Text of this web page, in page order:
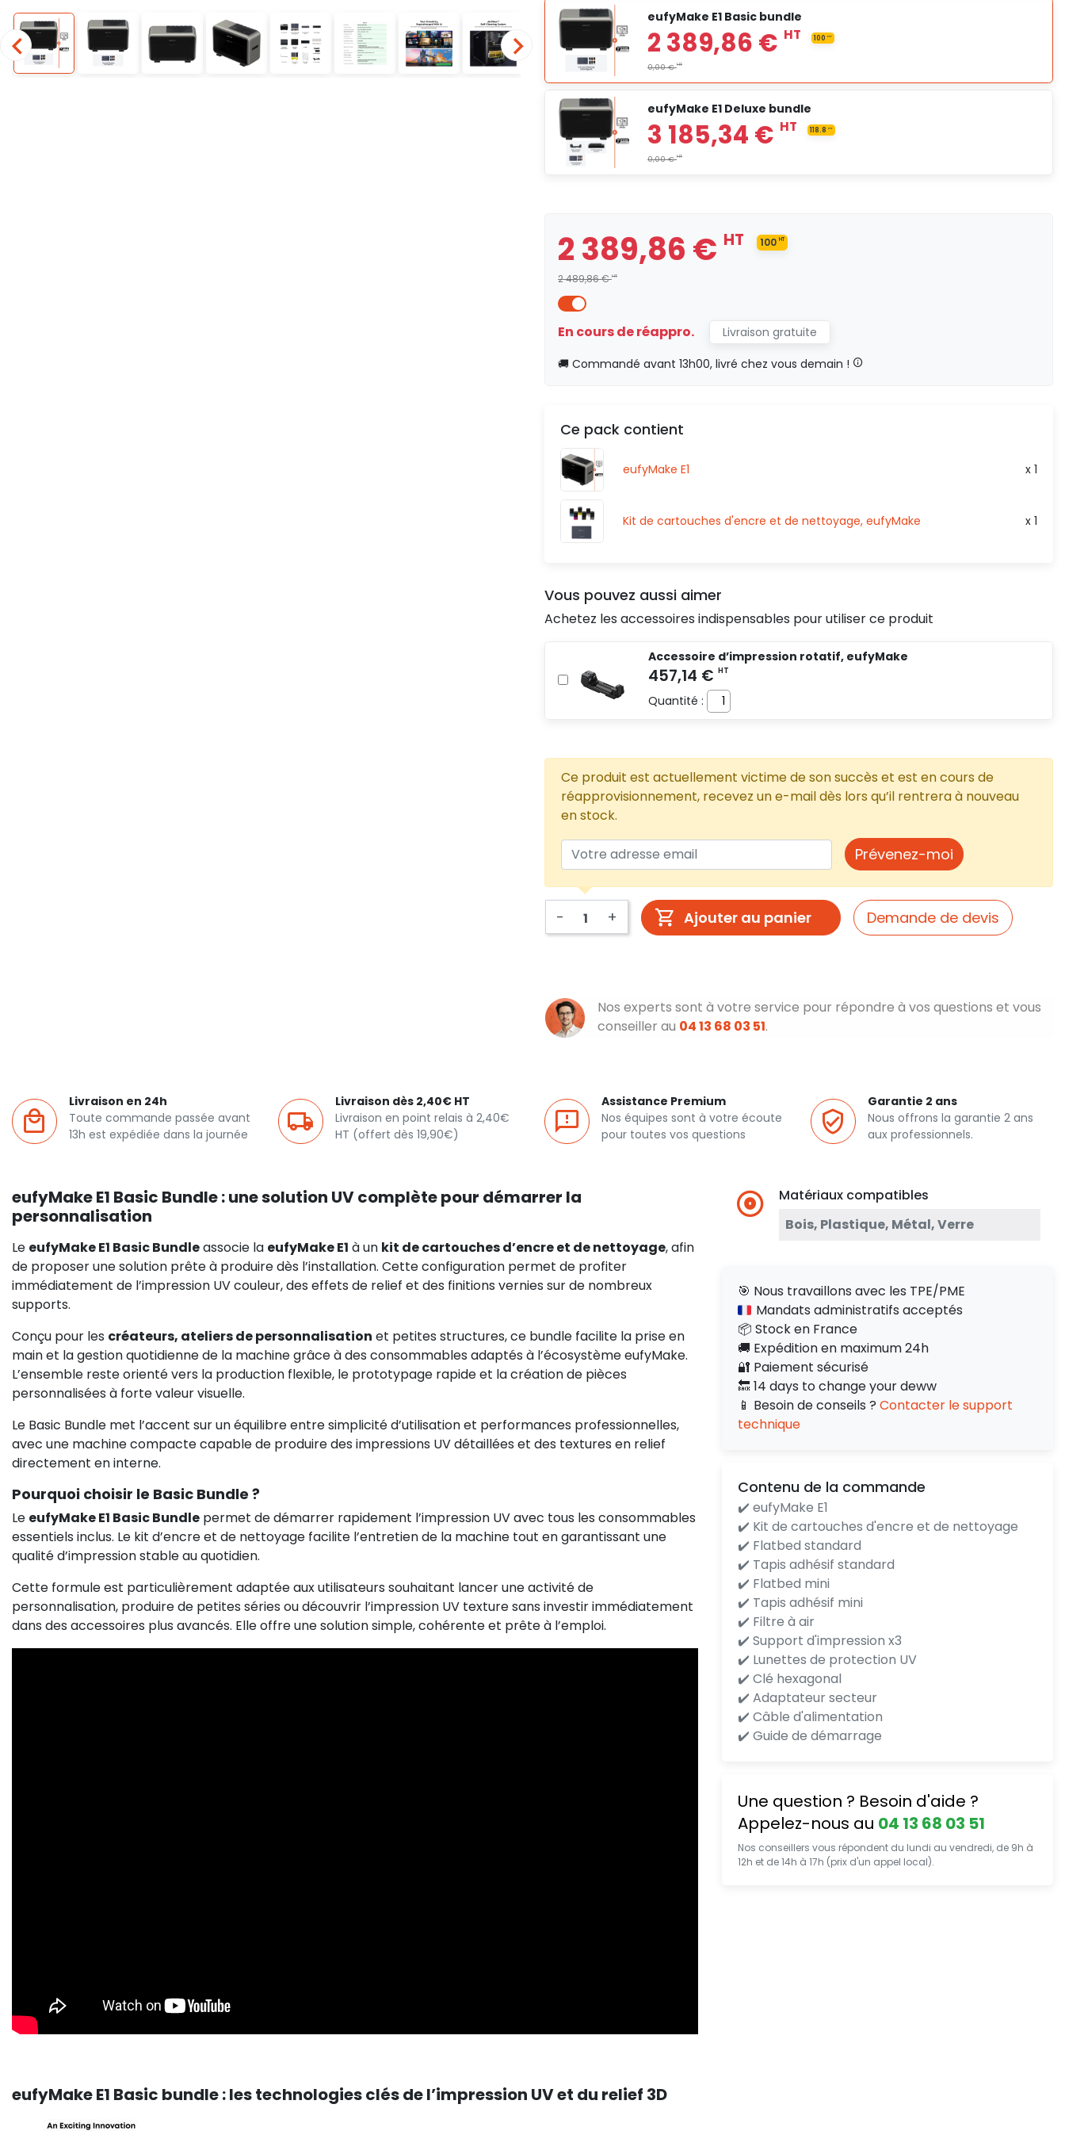
2 215,57 €
eufyMake E1 Basic bundle
eufyMake E1 Deluxe bundle
3 185,34 €
2 389,86 € HT
2 489,86 €HT
100 HT
En cours de réappro.
Livraison gratuite
🚚 Commandé avant 13h00, livré chez vous demain !
Ce pack contient
eufyMake E1 x 1
Kit de cartouches d'encre et de nettoyage, eufyMake x 1
Vous pouvez aussi aimer
Achetez les accessoires indispensables pour utiliser ce produit
Accessoire d’impression rotatif, eufyMake
Quantité :
Ce produit est actuellement victime de son succès et est en cours de
réapprovisionnement, recevez un e-mail dès lors qu’il rentrera à nouveau
en stock.
Prévenez-moi
- + Ajouter au panier Demande de devis
Nos experts sont à votre service pour répondre à vos questions et vous
conseiller au 04 13 68 03 51.
Livraison en 24h
Toute commande passée avant
13h est expédiée dans la journée
Livraison dès 2,40€ HT
Livraison en point relais à 2,40€
HT (offert dès 19,90€)
Assistance Premium
Nos équipes sont à votre écoute
pour toutes vos questions
Garantie 2 ans
Nous offrons la garantie 2 ans
aux professionnels.
eufyMake E1 Basic Bundle : une solution UV complète pour démarrer la
personnalisation
Le eufyMake E1 Basic Bundleassocie la eufyMake E1 à un kit de cartouches d’encre et de nettoyage, afin
de proposer une solution prête à produire dès l’installation. Cette configuration permet de profiter
immédiatement de l’impression UV couleur, des effets de relief et des finitions vernies sur de nombreux
supports.
Conçu pour les créateurs, ateliers de personnalisation et petites structures, ce bundle facilite la prise en
main et la gestion quotidienne de la machine grâce à des consommables adaptés à l’écosystème eufyMake.
L’ensemble reste orienté vers la production flexible, le prototypage rapide et la création de pièces
personnalisées à forte valeur visuelle.
Le Basic Bundle met l’accent sur un équilibre entre simplicité d’utilisation et performances professionnelles,
avec une machine compacte capable de produire des impressions UV détaillées et des textures en relief
directement en interne.
Pourquoi choisir le Basic Bundle ?
Le eufyMake E1 Basic Bundle permet de démarrer rapidement l’impression UV avec tous les consommables
essentiels inclus. Le kit d’encre et de nettoyage facilite l’entretien de la machine tout en garantissant une
qualité d’impression stable au quotidien.
Cette formule est particulièrement adaptée aux utilisateurs souhaitant lancer une activité de
personnalisation, produire de petites séries ou découvrir l’impression UV texture sans investir immédiatement
dans des accessoires plus avancés. Elle offre une solution simple, cohérente et prête à l’emploi.
eufyMake E1 Basic bundle : les technologies clés de l’impression UV et du relief 3D
Matériaux compatibles
Bois, Plastique, Métal, Verre
🎯 Nous travaillons avec les TPE/PME
Mandats administratifs acceptés
📦 Stock en France
🚚 Expédition en maximum 24h
🔐 Paiement sécurisé
🔙 14 days to change your deww
📱 Besoin de conseils ? Contacter le support
technique
Contenu de la commande
✔️ eufyMake E1
✔️ Kit de cartouches d'encre et de nettoyage
✔️ Flatbed standard
✔️ Tapis adhésif standard
✔️ Flatbed mini
✔️ Tapis adhésif mini
✔️ Filtre à air
✔️ Support d'impression x3
✔️ Lunettes de protection UV
✔️ Clé hexagonal
✔️ Adaptateur secteur
✔️ Câble d'alimentation
✔️ Guide de démarrage
Une question ? Besoin d'aide ?
Appelez-nous au 04 13 68 03 51
Nos conseillers vous répondent du lundi au vendredi, de 9h à
12h et de 14h à 17h (prix d'un appel local).